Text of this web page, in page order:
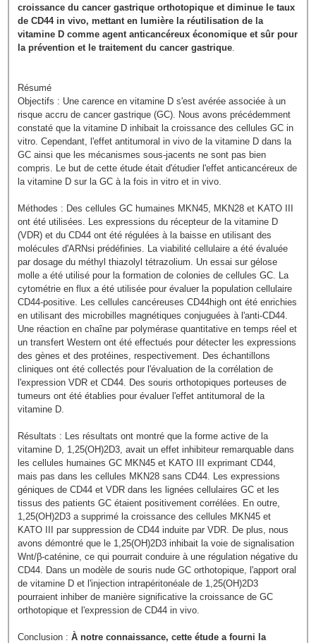
croissance du cancer gastrique orthotopique et diminue le taux
de CD44 in vivo, mettant en lumière la réutilisation de la
vitamine D comme agent anticancéreux économique et sûr pour
la prévention et le traitement du cancer gastrique
Résumé
Objectifs : Une carence en vitamine D s'est avérée associée à un
risque accru de cancer gastrique (GC). Nous avons précédemment
constaté que la vitamine D inhibait la croissance des cellules GC in
vitro. Cependant, l'effet antitumoral in vivo de la vitamine D dans la
GC ainsi que les mécanismes sous-jacents ne sont pas bien
compris. Le but de cette étude était d'étudier l'effet anticancéreux de
la vitamine D sur la GC à la fois in vitro et in vivo.
Méthodes : Des cellules GC humaines MKN45, MKN28 et KATO III
ont été utilisées. Les expressions du récepteur de la vitamine D
(VDR) et du CD44 ont été régulées à la baisse en utilisant des
molécules d'ARNsi prédéfinies. La viabilité cellulaire a été évaluée
par dosage du méthyl thiazolyl tétrazolium. Un essai sur gélose
molle a été utilisé pour la formation de colonies de cellules GC. La
cytométrie en flux a été utilisée pour évaluer la population cellulaire
CD44-positive. Les cellules cancéreuses CD44high ont été enrichies
en utilisant des microbilles magnétiques conjuguées à l'anti-CD44.
Une réaction en chaîne par polymérase quantitative en temps réel et
un transfert Western ont été effectués pour détecter les expressions
des gènes et des protéines, respectivement. Des échantillons
cliniques ont été collectés pour l'évaluation de la corrélation de
l'expression VDR et CD44. Des souris orthotopiques porteuses de
tumeurs ont été établies pour évaluer l'effet antitumoral de la
vitamine D.
Résultats : Les résultats ont montré que la forme active de la
vitamine D, 1,25(OH)2D3, avait un effet inhibiteur remarquable dans
les cellules humaines GC MKN45 et KATO III exprimant CD44,
mais pas dans les cellules MKN28 sans CD44. Les expressions
géniques de CD44 et VDR dans les lignées cellulaires GC et les
tissus des patients GC étaient positivement corrélées. En outre,
1,25(OH)2D3 a supprimé la croissance des cellules MKN45 et
KATO III par suppression de CD44 induite par VDR. De plus, nous
avons démontré que le 1,25(OH)2D3 inhibait la voie de signalisation
Wnt/β-caténine, ce qui pourrait conduire à une régulation négative du
CD44. Dans un modèle de souris nude GC orthotopique, l'apport oral
de vitamine D et l'injection intrapéritonéale de 1,25(OH)2D3
pourraient inhiber de manière significative la croissance de GC
orthotopique et l'expression de CD44 in vivo.
Conclusion :À notre connaissance, cette étude a fourni la